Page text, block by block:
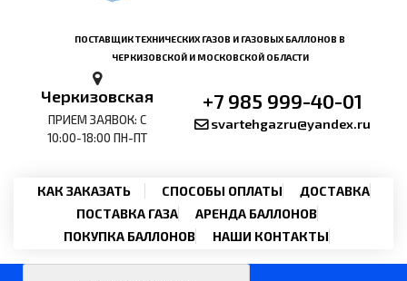
ПОСТАВЩИК ТЕХНИЧЕСКИХ ГАЗОВ И ГАЗОВЫХ БАЛЛОНОВ В
ЧЕРКИЗОВСКОЙ И МОСКОВСКОЙ ОБЛАСТИ
Черкизовская
ПРИЕМ ЗАЯВОК: С
10:00-18:00 ПН-ПТ
+7 985 999-40-01
svartehgazru@yandex.ru
КАК ЗАКАЗАТЬ СПОСОБЫ ОПЛАТЫ
ДОСТАВКА
ПОСТАВКА ГАЗА
АРЕНДА БАЛЛОНОВ
ПОКУПКА БАЛЛОНОВ
НАШИ КОНТАКТЫ
@SvarTehGaz ›
+7 985 999-40-01 ›
Email
svartehgazru@yandex.ru ›